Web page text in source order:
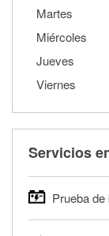
Martes
Miércoles
Jueves
Viernes
Servicios
Prueba